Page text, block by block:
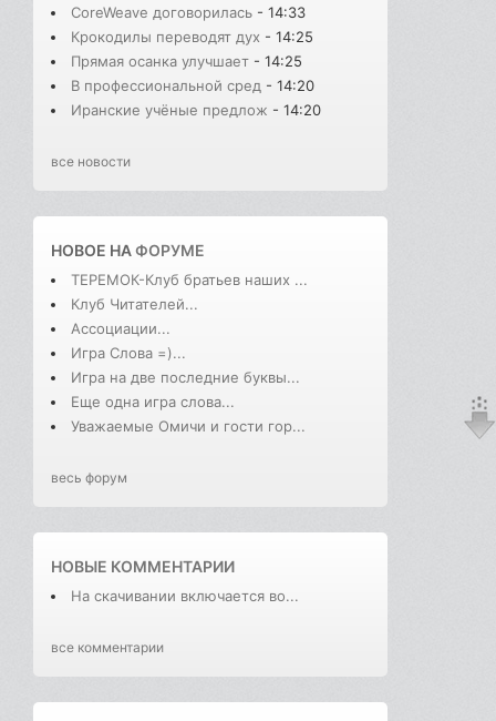
CoreWeave договорилась - 14:33
Крокодилы переводят дух - 14:25
Прямая осанка улучшает - 14:25
В профессиональной сред - 14:20
Иранские учёные предлож - 14:20
все новости
НОВОЕ НАФОРУМЕ
ТЕРЕМОК-Клуб братьев наших ...
Клуб Читателей...
Ассоциации...
Игра Слова =)...
Игра на две последние буквы...
Еще одна игра слова...
Уважаемые Омичи и гости гор...
весь форум
НОВЫЕ КОММЕНТАРИИ
На скачивании включается во...
все комментарии